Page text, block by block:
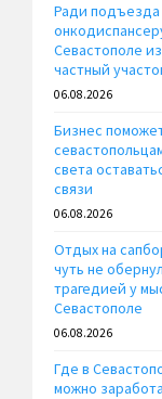
Ради подъезда
Севастополе
частный
06.08.2026
Бизнес
света
связи
06.08.2026
Отдых на
чуть не
трагедией у
Севастополе
06.08.2026
Где в
можно